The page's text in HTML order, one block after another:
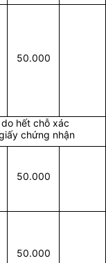
50.000
hết chỗ xác
chứng nhận
50.000
50.000